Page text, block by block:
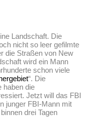
Landschaft. Die
nicht so leer gefilmte
die Straßen von New
wird ein Mann
schon viele
“. Die
haben die
Jetzt will das FBI
junger FBI-Mann mit
drei Tagen